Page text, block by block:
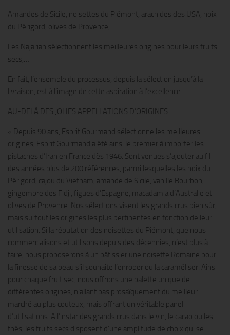
Amandes de Sicile, noisettes du Piémont, arachides des USA, noix
du Périgord, olives de Provence,…
Les Najarian sélectionnent les meilleures origines pour leurs fruits
secs,…
En fait, l’ensemble du processus, depuis la sélection jusqu’à la
livraison, est à l’image de cette aspiration à l’excellence.
AU-DELÀ DES JOLIES APPELLATIONS D’ORIGINES…
« Depuis 90 ans, Esprit Gourmand sélectionne les meilleures
origines, Esprit Gourmand a été ainsi le premier à importer les
pistaches d’Iran en France dès 1946. Sont venues s’ajouter au fil
des années plus de 200 références, parmi lesquelles les noix du
Périgord, cajou du Vietnam, amande de Sicile, vanille Bourbon,
gingembre des Fidji, figues d’Espagne, macadamia d’Australie et
olives de Provence. Nos sélections visent les grands crus bien sûr,
mais surtout les origines les plus pertinentes en fonction de leur
utilisation. Si la réputation des noisettes du Piémont, que nous
commercialisons et utilisons depuis des décennies, n’est plus à
faire, nous proposerons à un pâtissier une noisette Romaine pour
la finesse de sa peau s’il souhaite l’enrober ou la caraméliser. Ainsi
pour chaque fruit sec, nous offrons une palette unique de
différentes origines, n’allant pas prosaïquement du meilleur
marché au plus couteux, mais offrant un véritable panel
d’utilisations. A l’instar des grands crus dans le vin, le cacao ou les
thés, les fruits secs disposent d’une amplitude de choix qui se